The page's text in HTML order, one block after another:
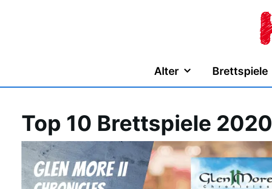
Alter Brettspiele
Top 10 Brettspiele 2020